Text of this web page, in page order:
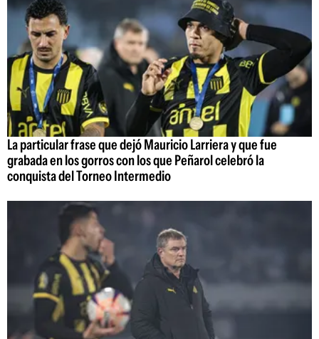
La particular frase que dejó Mauricio Larriera y que fue
grabada en los gorros con los que Peñarol celebró la
conquista del Torneo Intermedio